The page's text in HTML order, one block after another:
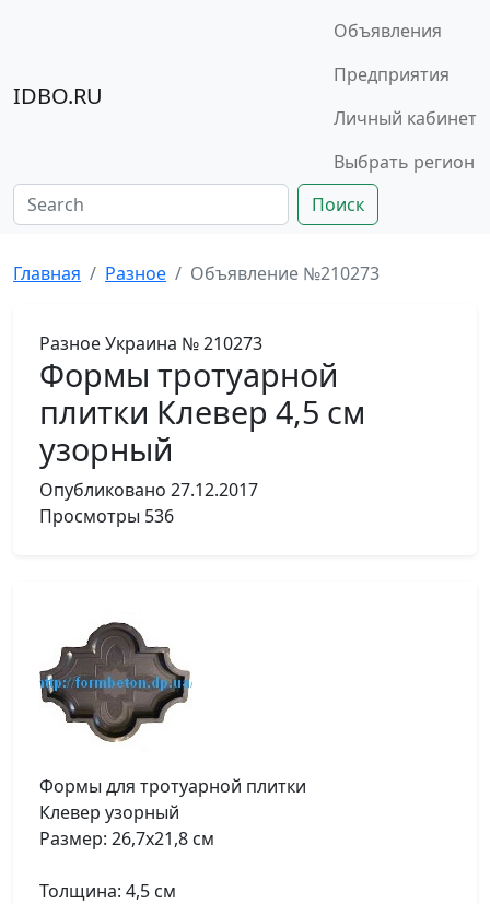
IDBO.RU
Объявления
Предприятия
Личный кабинет
Выбрать регион
Поиск
Главная Разное Объявление №210273
РазноеУкраина № 210273
Формы тротуарной
плитки Клевер 4,5 см
узорный
Опубликовано 27.12.2017
Просмотры 536
Формы для тротуарной плитки
Клевер узорный
Размер: 26,7х21,8 см
Толщина: 4,5 см